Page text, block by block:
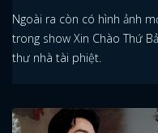
Ngoài ra còn có hình ảnh
trong show Xin Chào Thứ
thư nhà tài phiệt.